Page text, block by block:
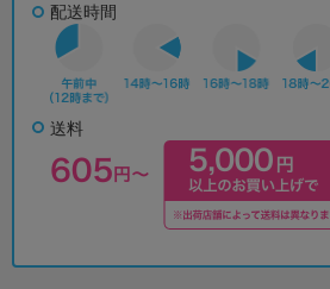
配送時間
送料